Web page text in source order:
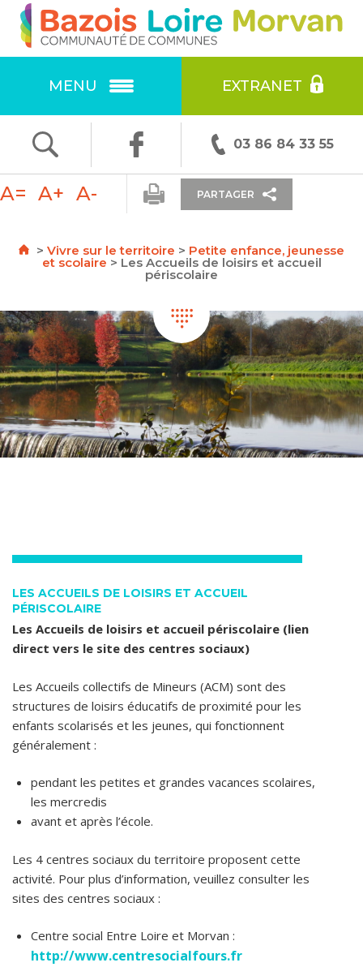
03 86 84 33 55
RECHERCHE
EXTRANET
MENU
> Vivre sur le territoire > Petite enfance, jeunesse
et scolaire > Les Accueils de loisirs et accueil
périscolaire
A= A+ A- PARTAGER
F
ac
e
o
k
w
itt
m
LES ACCUEILS DE LOISIRS ET ACCUEIL
PÉRISCOLAIRE
Les Accueils de loisirs et accueil périscolaire (lien
direct vers le site des centres sociaux)
Les Accueils collectifs de Mineurs (ACM) sont des
structures de loisirs éducatifs de proximité pour les
enfants scolarisés et les jeunes, qui fonctionnent
généralement :
pendant les petites et grandes vacances scolaires,
les mercredis
avant et après l’école.
Les 4 centres sociaux du territoire proposent cette
activité. Pour plus d’information, veuillez consulter les
sites des centres sociaux :
Centre social Entre Loire et Morvan :
http://www.centresocialfours.fr